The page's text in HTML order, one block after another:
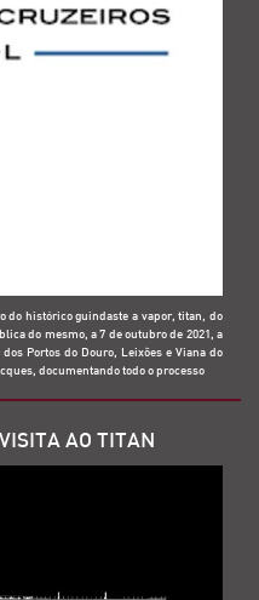
do histórico guindaste a vapor, titan, do
do mesmo, a 7 de outubro de 2021, a
Portos do Douro, Leixões e Viana do
documentando todo o processo
AO TITAN